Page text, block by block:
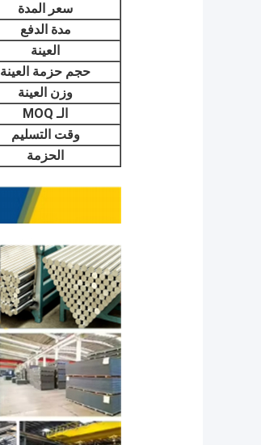
سعر المدة
مدة الدفع
العينة
حجم حزمة العينة
وزن العينة
الـ MOQ
وقت التسليم
الحزمة